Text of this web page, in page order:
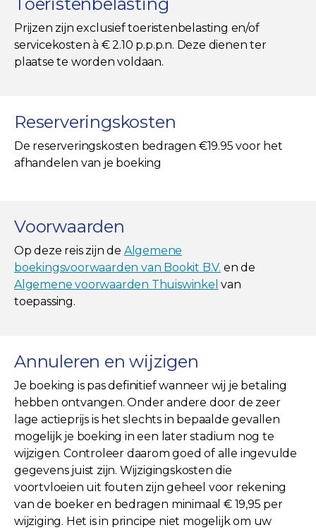
Prijzen zijn exclusief toeristenbelasting en/of
servicekosten à € 2.10 p.p.p.n. Deze dienen ter
plaatse te worden voldaan.
Reserveringskosten
De reserveringskosten bedragen €19.95 voor het
afhandelen van je boeking
Voorwaarden
Op deze reis zijn de Algemene
boekingsvoorwaarden van Bookit B.V. en de
Algemene voorwaarden Thuiswinkel van
toepassing.
Annuleren en wijzigen
Je boeking is pas definitief wanneer wij je betaling
hebben ontvangen. Onder andere door de zeer
lage actieprijs is het slechts in bepaalde gevallen
mogelijk je boeking in een later stadium nog te
wijzigen. Controleer daarom goed of alle ingevulde
gegevens juist zijn. Wijzigingskosten die
voortvloeien uit fouten zijn geheel voor rekening
van de boeker en bedragen minimaal € 19,95 per
wijziging. Het is in principe niet mogelijk om uw